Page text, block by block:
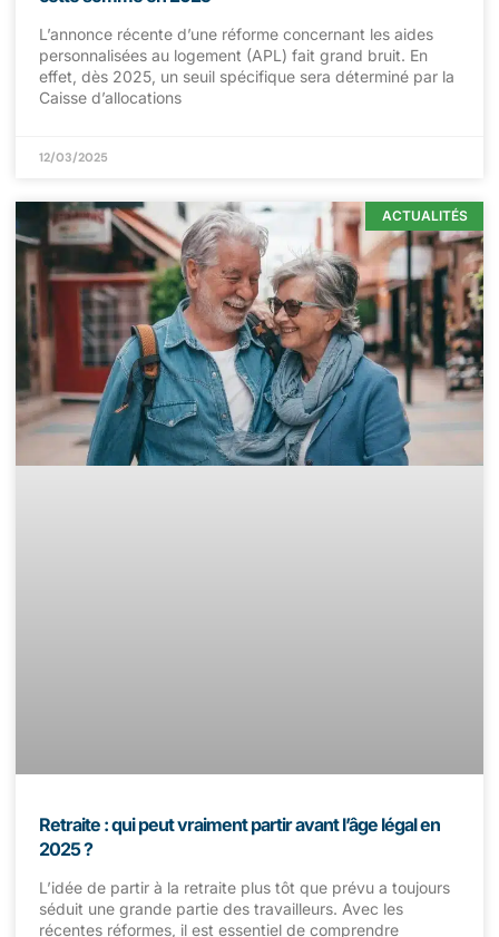
L’annonce récente d’une réforme concernant les aides
personnalisées au logement (APL) fait grand bruit. En
effet, dès 2025, un seuil spécifique sera déterminé par la
Caisse d’allocations
12/03/2025
ACTUALITÉS
Retraite : qui peut vraiment partir avant l’âge légal en
2025 ?
L’idée de partir à la retraite plus tôt que prévu a toujours
séduit une grande partie des travailleurs. Avec les
récentes réformes, il est essentiel de comprendre